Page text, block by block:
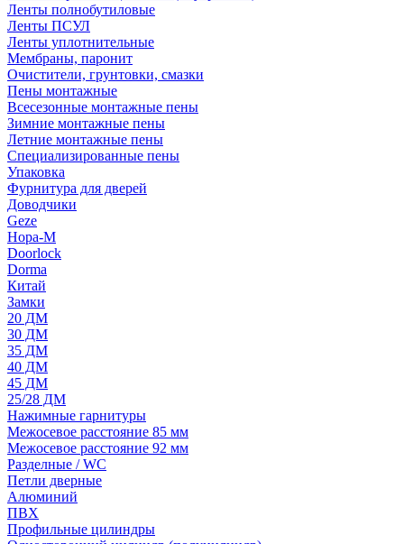
Ленты полнобутиловые
Ленты ПСУЛ
Ленты уплотнительные
Мембраны, паронит
Очистители, грунтовки, смазки
Пены монтажные
Всесезонные монтажные пены
Зимние монтажные пены
Летние монтажные пены
Специализированные пены
Упаковка
Фурнитура для дверей
Доводчики
Geze
Нора-М
Doorlock
Dorma
Китай
Замки
20 ДМ
30 ДМ
35 ДМ
40 ДМ
45 ДМ
25/28 ДМ
Нажимные гарнитуры
Межосевое расстояние 85 мм
Межосевое расстояние 92 мм
Разделные / WC
Петли дверные
Алюминий
ПВХ
Профильные цилиндры